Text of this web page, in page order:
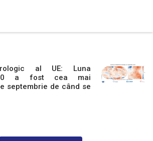
al UE: Luna
a fost cea mai
septembrie de când se